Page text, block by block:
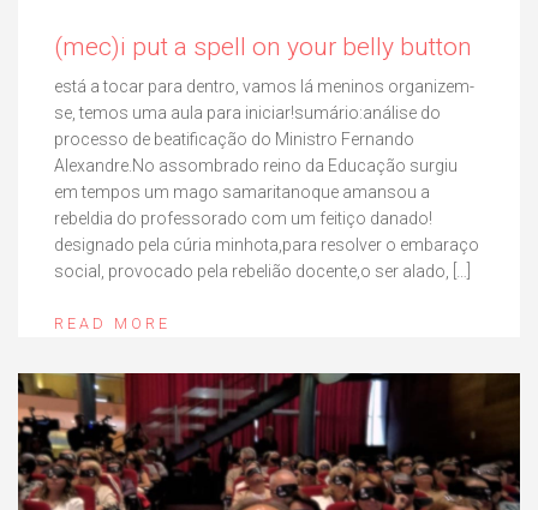
(mec)i put a spell on your belly button
está a tocar para dentro, vamos lá meninos organizem-
se, temos uma aula para iniciar!sumário:análise do
processo de beatificação do Ministro Fernando
Alexandre.No assombrado reino da Educação surgiu
em tempos um mago samaritanoque amansou a
rebeldia do professorado com um feitiço danado!
designado pela cúria minhota,para resolver o embaraço
social, provocado pela rebelião docente,o ser alado, […]
READ MORE